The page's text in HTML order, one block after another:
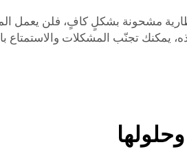
مشحونة بشكلٍ كافٍ، فلن يعمل
يمكنك تجنّب المشكلات والاستمتاع